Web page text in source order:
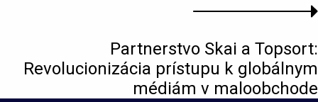
Partnerstvo Skai a Topsort:
Revolucionizácia prístupu k globálnym
médiám v maloobchode